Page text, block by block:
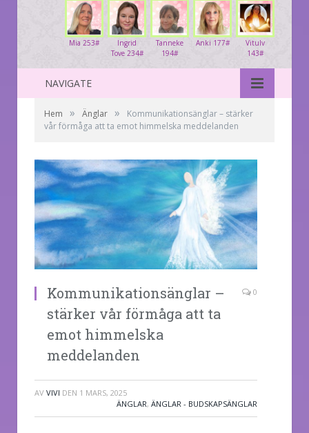
Vitulv
143#
Anki 177#
Tanneke
194#
Ingrid
Tove 234#
Mia 253#
NAVIGATE
Hem » Änglar »
Kommunikationsänglar – stärker
vår förmåga att ta emot himmelska meddelanden
Kommunikationsänglar –
stärker vår förmåga att ta
emot himmelska
meddelanden
0
AV VIVI DEN 1 MARS, 2025
ÄNGLAR, ÄNGLAR - BUDSKAPSÄNGLAR